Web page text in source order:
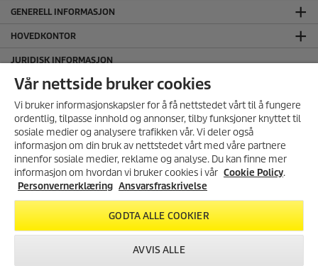
MELD DEG PÅ VÅRT
NYHETSBREV!
Få 10% rabatt på ditt neste kjøp i
på vårt nyhetsbrev.
REGISTRER DEG
GENERELL INFORMASJON
HOVEDKONTOR
JURIDISK INFORMASJON
Ansvarsfraskrivelse
Personvernerklæring
Salgs og leveringsbetingelser
SERTIFISERT MILJØFYRTÅRN
FØLG OSS I SOSIALE MEDIER
Vår nettside bruker cookies
Vi bruker informasjonskapsler for å få nettstedet vårt til å fungere
ordentlig, tilpasse innhold og annonser, tilby funksjoner knyttet til
sosiale medier og analysere trafikken vår. Vi deler også
informasjon om din bruk av nettstedet vårt med våre partnere
innenfor sosiale medier, reklame og analyse. Du kan finne mer
informasjon om hvordan vi bruker cookies i vår Cookie Policy.
Personvernerklæring Ansvarsfraskrivelse
GODTA ALLE COOKIER
AVVIS ALLE